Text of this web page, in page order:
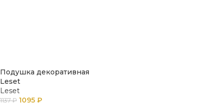
Подушка декоративная
Leset
Leset
1137₽ 1095 ₽